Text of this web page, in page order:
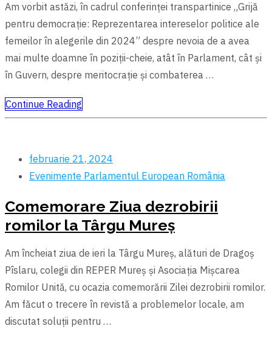
Am vorbit astăzi, în cadrul conferinței transpartinice „Grijă
pentru democrație: Reprezentarea intereselor politice ale
femeilor în alegerile din 2024” despre nevoia de a avea
mai multe doamne în poziții-cheie, atât în Parlament, cât și
în Guvern, despre meritocrație și combaterea …
Continue Reading
februarie 21, 2024
Evenimente Parlamentul European România
Comemorare Ziua dezrobirii
romilor la Târgu Mureș
Am încheiat ziua de ieri la Târgu Mureș, alături de Dragoș
Pîslaru, colegii din REPER Mureș și Asociația Mișcarea
Romilor Unită, cu ocazia comemorării Zilei dezrobirii romilor.
Am făcut o trecere în revistă a problemelor locale, am
discutat soluții pentru …